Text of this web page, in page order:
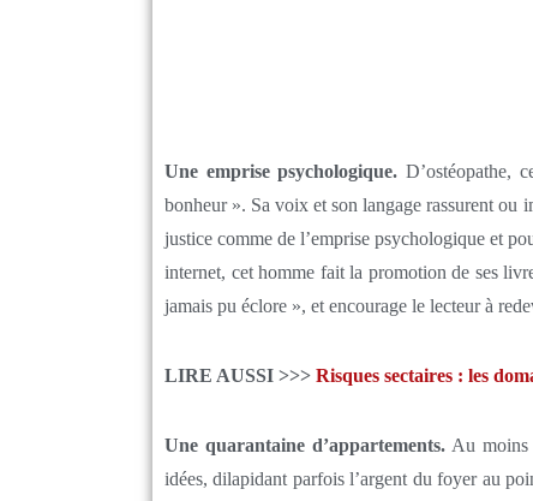
Une emprise psychologique. D’ostéopathe,
bonheur ». Sa voix et son langage rassurent ou
justice comme de l’emprise psychologique et
internet, cet homme fait la promotion de ses
jamais pu éclore », et encourage le lecteur à
LIRE AUSSI >>> Risques sectaires : les
Une quarantaine d’appartements.Au moins
idées, dilapidant parfois l’argent du foyer au